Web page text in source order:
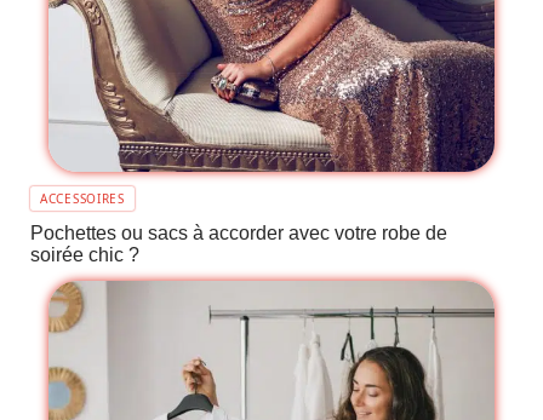
ACCESSOIRES
Pochettes ou sacs à accorder avec votre robe de
soirée chic ?